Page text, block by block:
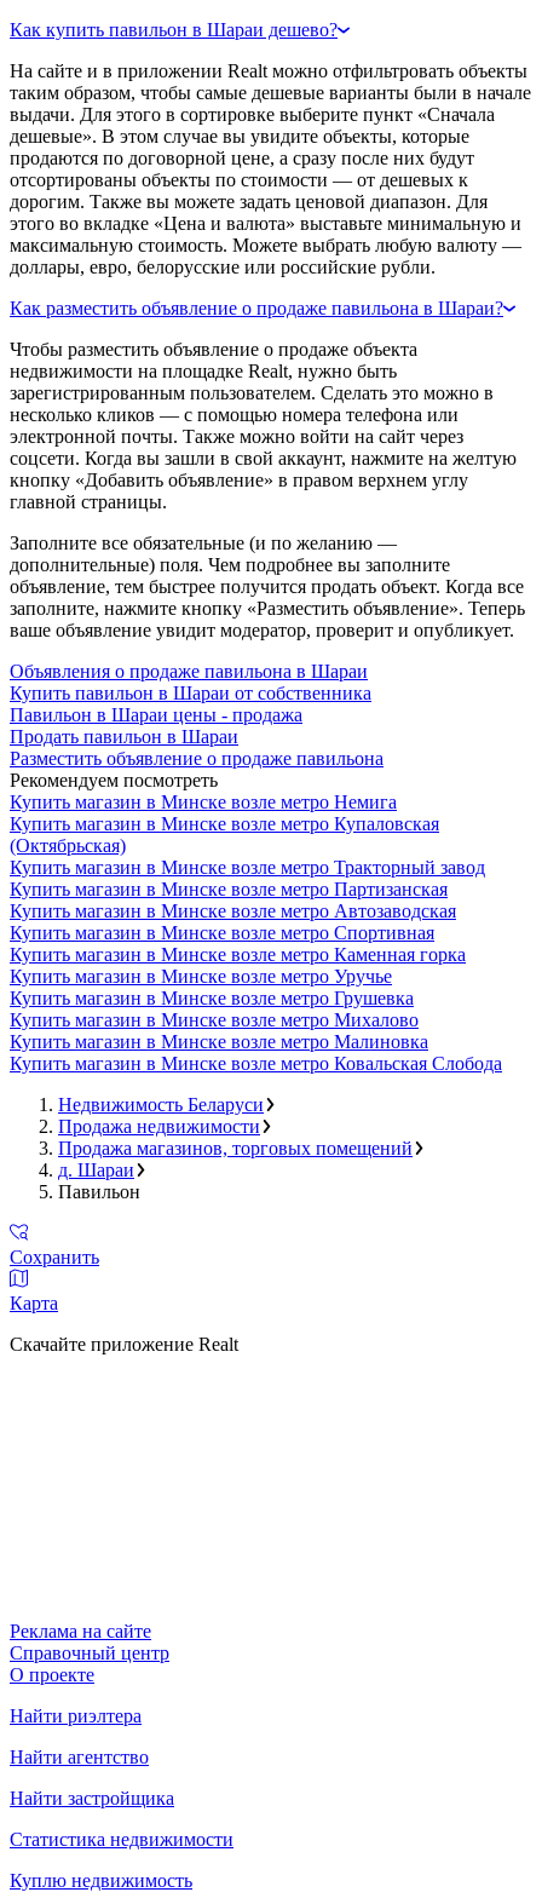
Как купить павильон в Шараи дешево?
На сайте и в приложении Realt можно отфильтровать объекты
таким образом, чтобы самые дешевые варианты были в начале
выдачи. Для этого в сортировке выберите пункт «Сначала
дешевые». В этом случае вы увидите объекты, которые
продаются по договорной цене, а сразу после них будут
отсортированы объекты по стоимости — от дешевых к
дорогим. Также вы можете задать ценовой диапазон. Для
этого во вкладке «Цена и валюта» выставьте минимальную и
максимальную стоимость. Можете выбрать любую валюту —
доллары, евро, белорусские или российские рубли.
Как разместить объявление о продаже павильона в Шараи?
Чтобы разместить объявление о продаже объекта
недвижимости на площадке Realt, нужно быть
зарегистрированным пользователем. Сделать это можно в
несколько кликов — с помощью номера телефона или
электронной почты. Также можно войти на сайт через
соцсети. Когда вы зашли в свой аккаунт, нажмите на желтую
кнопку «Добавить объявление» в правом верхнем углу
главной страницы.
Заполните все обязательные (и по желанию —
дополнительные) поля. Чем подробнее вы заполните
объявление, тем быстрее получится продать объект. Когда все
заполните, нажмите кнопку «Разместить объявление». Теперь
ваше объявление увидит модератор, проверит и опубликует.
Объявления о продаже павильона в Шараи
Купить павильон в Шараи от собственника
Павильон в Шараи цены - продажа
Продать павильон в Шараи
Разместить объявление о продаже павильона
Рекомендуем посмотреть
Купить магазин в Минске возле метро Немига
Купить магазин в Минске возле метро Купаловская
(Октябрьская)
Купить магазин в Минске возле метро Тракторный завод
Купить магазин в Минске возле метро Партизанская
Купить магазин в Минске возле метро Автозаводская
Купить магазин в Минске возле метро Спортивная
Купить магазин в Минске возле метро Каменная горка
Купить магазин в Минске возле метро Уручье
Купить магазин в Минске возле метро Грушевка
Купить магазин в Минске возле метро Михалово
Купить магазин в Минске возле метро Малиновка
Купить магазин в Минске возле метро Ковальская Слобода
Недвижимость Беларуси
Продажа недвижимости
Продажа магазинов, торговых помещений
д. Шараи
Павильон
Сохранить
Карта
Скачайте приложение Realt
Реклама на сайте
Справочный центр
О проекте
Найти риэлтера
Найти агентство
Найти застройщика
Статистика недвижимости
Куплю недвижимость